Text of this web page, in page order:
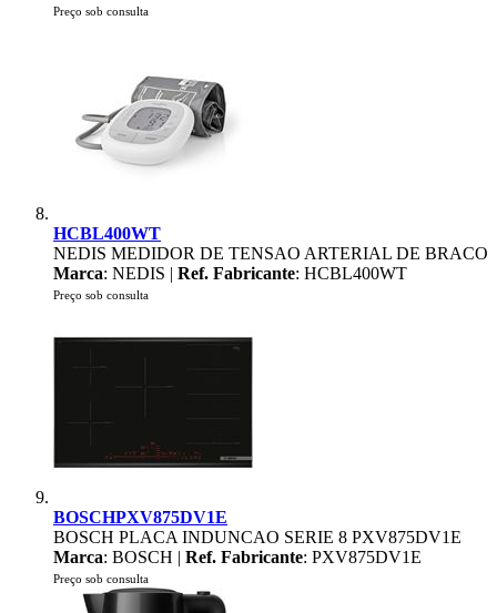
Preço sob consulta
HCBL400WT
NEDIS MEDIDOR DE TENSAO ARTERIAL DE BRACO
Marca: NEDIS | Ref. Fabricante: HCBL400WT
Preço sob consulta
BOSCHPXV875DV1E
BOSCH PLACA INDUNCAO SERIE 8 PXV875DV1E
Marca: BOSCH | Ref. Fabricante: PXV875DV1E
Preço sob consulta